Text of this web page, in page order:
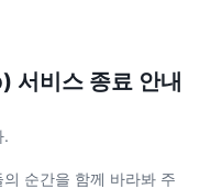
서비스 종료 안내
.
순간을 함께 바라봐 주